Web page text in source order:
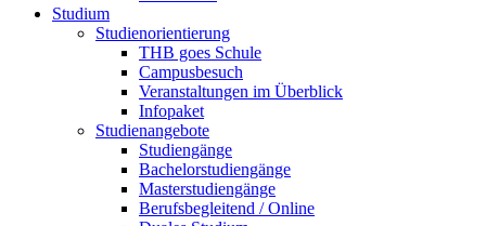
Studium
Studienorientierung
THB goes Schule
Campusbesuch
Veranstaltungen im Überblick
Infopaket
Studienangebote
Studiengänge
Bachelorstudiengänge
Masterstudiengänge
Berufsbegleitend / Online